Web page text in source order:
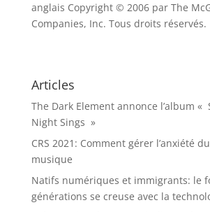
anglais Copyright © 2006 par The
Companies, Inc. Tous droits réservés.
Articles
The Dark Element annonce l’album «
Night Sings »
CRS 2021: Comment gérer l’anxiété
musique
Natifs numériques et immigrants: le
générations se creuse avec la